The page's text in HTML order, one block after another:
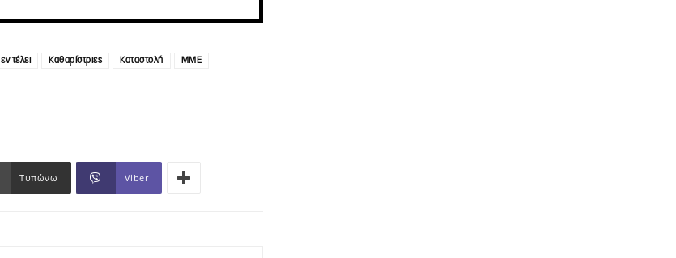
εν τέλει Καθαρίστριες Καταστολή ΜΜΕ
Τυπώνω Viber